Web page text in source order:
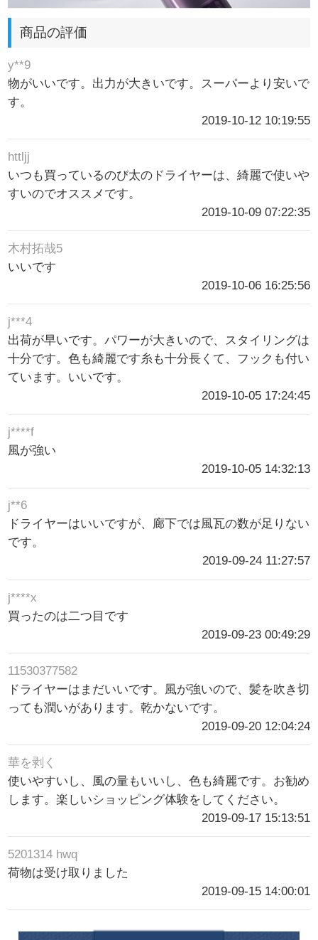
商品の評価
y**9
物がいいです。出力が大きいです。スーパーより安いで
す。
2019-10-12 10:19:55
httljj
いつも買っているのび太のドライヤーは、綺麗で使いや
すいのでオススメです。
2019-10-09 07:22:35
木村拓哉5
いいです
2019-10-06 16:25:56
j***4
出荷が早いです。パワーが大きいので、スタイリングは
十分です。色も綺麗です糸も十分長くて、フックも付い
ています。いいです。
2019-10-05 17:24:45
j****f
風が強い
2019-10-05 14:32:13
j**6
ドライヤーはいいですが、廊下では風瓦の数が足りない
です。
2019-09-24 11:27:57
j****x
買ったのは二つ目です
2019-09-23 00:49:29
11530377582
ドライヤーはまだいいです。風が強いので、髪を吹き切
っても潤いがあります。乾かないです。
2019-09-20 12:04:24
華を剥く
使いやすいし、風の量もいいし、色も綺麗です。お勧め
します。楽しいショッピング体験をしてください。
2019-09-17 15:13:51
5201314 hwq
荷物は受け取りました
2019-09-15 14:00:01